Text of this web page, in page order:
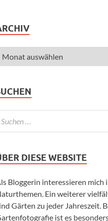
DIESE WEBSITE
Bloggerin interessieren mich
Ein weiterer
Gärten zu jeder Jahreszeit.
ist es